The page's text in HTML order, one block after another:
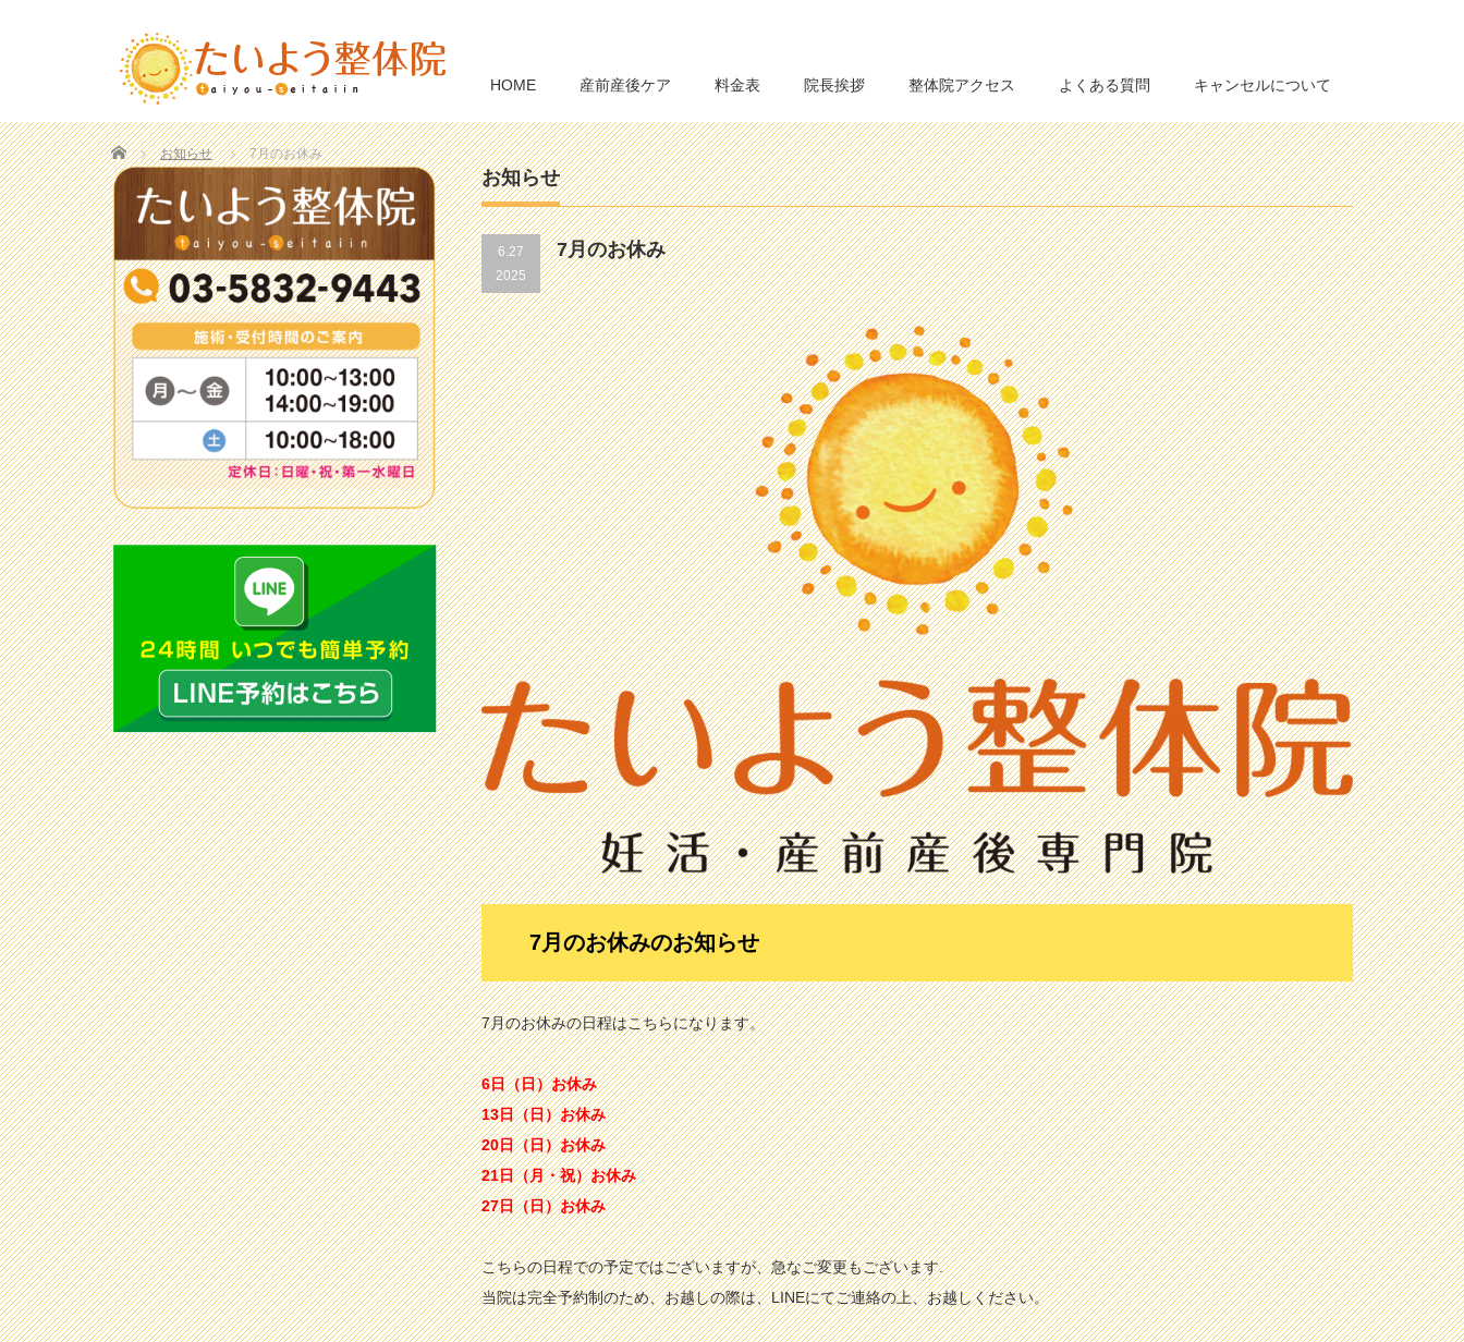
HOME 産前産後ケア 料金表 院長挨拶 整体院アクセス よくある質問 キャンセルについて
Home お知らせ 7月のお休み
お知らせ
6.27
2025
7月のお休み
7月のお休みのお知らせ
7月のお休みの日程はこちらになります。
6日（日）お休み
13日（日）お休み
20日（日）お休み
21日（月・祝）お休み
27日（日）お休み
こちらの日程での予定ではございますが、急なご変更もございます.
当院は完全予約制のため、お越しの際は、LINEにてご連絡の上、お越しください。